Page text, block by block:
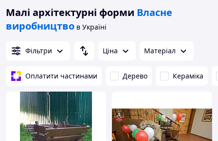
Малі архітектурні форми Власне
виробництво в Україні
Фільтри Ціна Матеріал
Оплатити частинами Дерево Кераміка